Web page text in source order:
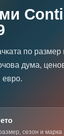
по
дума,
евро.
сезон и марка